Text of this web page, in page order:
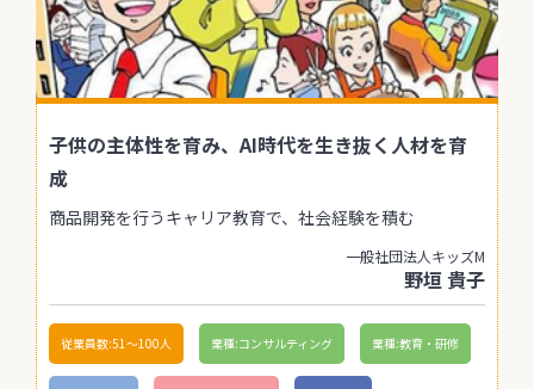
子供の主体性を育み、AI時代を生き抜く人材を育
成
商品開発を行うキャリア教育で、社会経験を積む
一般社団法人キッズM
野垣 貴子
従業員数:51〜100人 業種:コンサルティング 業種:教育・研修